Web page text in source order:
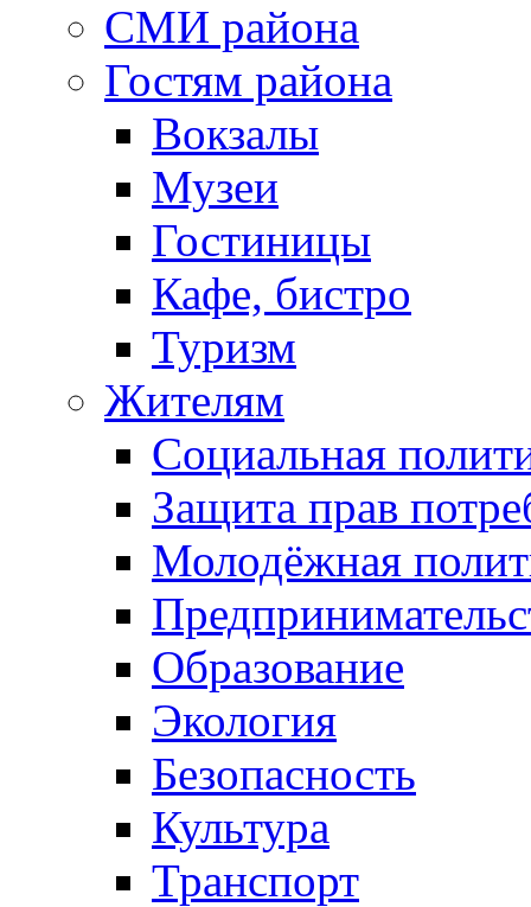
СМИ района
Гостям района
Вокзалы
Музеи
Гостиницы
Кафе, бистро
Туризм
Жителям
Социальная
Защита прав
Молодёжная
Образование
Экология
Безопасность
Культура
Транспорт